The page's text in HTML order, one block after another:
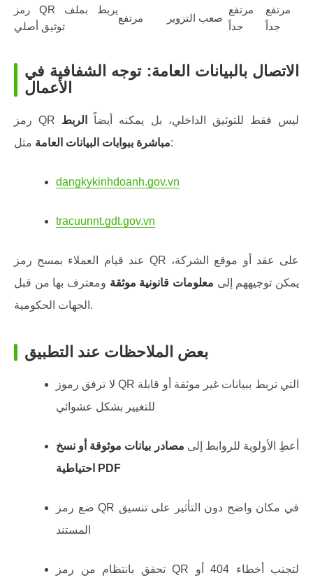
رمز QR يربط بملف
توثيق أصلي
مرتفع صعب التزوير
مرتفع
جداً
مرتفع
جداً
الاتصال بالبيانات العامة: توجه الشفافية في
الأعمال
رمز QR ليس فقط للتوثيق الداخلي، بل يمكنه أيضاً
الربط
مباشرة ببوابات البيانات العامةمثل:
dangkykinhdoanh.gov.vn
tracuunnt.gdt.gov.vn
عند قيام العملاء بمسح رمز QR على عقد أو موقع الشركة،
يمكن توجيههم إلى معلومات قانونية موثقة ومعترف بها من قبل
الجهات الحكومية.
بعض الملاحظات عند التطبيق
لا ترفق رموز QR التي تربط ببيانات غير موثقة أو قابلة
للتغيير بشكل عشوائي
أعطِ الأولوية للروابط إلى مصادر بيانات موثوقة أو نسخ
احتياطية PDF
ضع رمز QR في مكان واضح دون التأثير على تنسيق
المستند
تحقق بانتظام من رمز QR لتجنب أخطاء 404 أو